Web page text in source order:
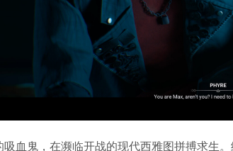
吸血鬼，在濒临开战的现代西雅图拼搏求生